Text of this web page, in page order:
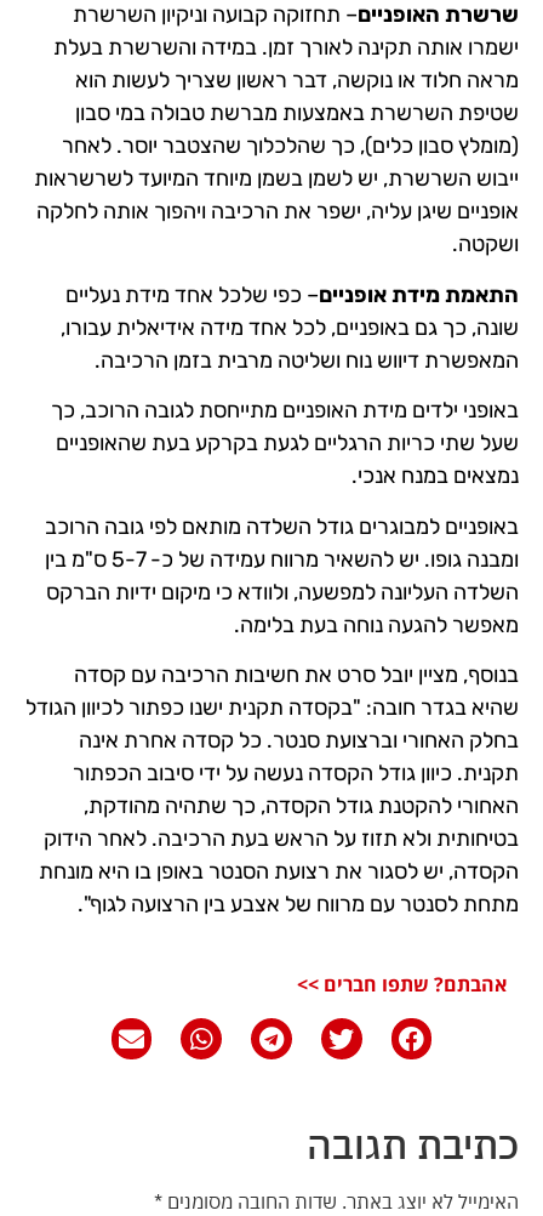
שרשרת האופניים– תחזוקה קבועה וניקיון השרשרת
ישמרו אותה תקינה לאורך זמן. במידה והשרשרת בעלת
מראה חלוד או נוקשה, דבר ראשון שצריך לעשות הוא
שטיפת השרשרת באמצעות מברשת טבולה במי סבון
(מומלץ סבון כלים), כך שהלכלוך שהצטבר יוסר. לאחר
ייבוש השרשרת, יש לשמן בשמן מיוחד המיועד לשרשראות
אופניים שיגן עליה, ישפר את הרכיבה ויהפוך אותה לחלקה
ושקטה.
התאמת מידת אופניים– כפי שלכל אחד מידת נעליים
שונה, כך גם באופניים, לכל אחד מידה אידיאלית עבורו,
המאפשרת דיווש נוח ושליטה מרבית בזמן הרכיבה.
באופני ילדים מידת האופניים מתייחסת לגובה הרוכב, כך
שעל שתי כריות הרגליים לגעת בקרקע בעת שהאופניים
נמצאים במנח אנכי.
באופניים למבוגרים גודל השלדה מותאם לפי גובה הרוכב
ומבנה גופו. יש להשאיר מרווח עמידה של כ- 5-7 ס"מ בין
השלדה העליונה למפשעה, ולוודא כי מיקום ידיות הברקס
מאפשר להגעה נוחה בעת בלימה.
בנוסף, מציין יובל סרט את חשיבות הרכיבה עם קסדה
שהיא בגדר חובה: "בקסדה תקנית ישנו כפתור לכיוון הגודל
בחלק האחורי וברצועת סנטר. כל קסדה אחרת אינה
תקנית. כיוון גודל הקסדה נעשה על ידי סיבוב הכפתור
האחורי להקטנת גודל הקסדה, כך שתהיה מהודקת,
בטיחותית ולא תזוז על הראש בעת הרכיבה. לאחר הידוק
הקסדה, יש לסגור את רצועת הסנטר באופן בו היא מונחת
מתחת לסנטר עם מרווח של אצבע בין הרצועה לגוף".
אהבתם? שתפו חברים >>
כתיבת תגובה
האימייל לא יוצג באתר. שדות החובה מסומנים *